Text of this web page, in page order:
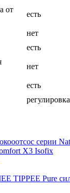
от
есть
нет
есть
нет
есть
серии
X3 Isofix
TIPPEE Pure